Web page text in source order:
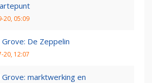
20, 05:09
Grove: De Zeppelin
20, 12:07
Grove: marktwerking en